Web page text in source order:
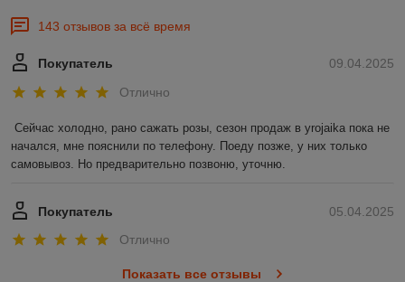
143 отзывов за всё время
09.04.2025
Покупатель
Отлично
Сейчас холодно, рано сажать розы, сезон продаж в yrojaika пока не
начался, мне пояснили по телефону. Поеду позже, у них только
самовывоз. Но предварительно позвоню, уточню.
05.04.2025
Покупатель
Отлично
Показать все отзывы